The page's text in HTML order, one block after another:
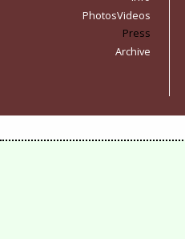
PhotosVideos
Press
Archive